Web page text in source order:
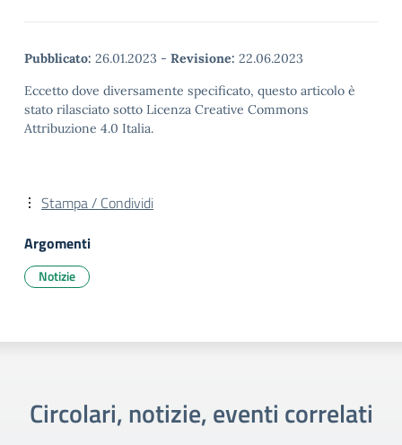
Pubblicato: 26.01.2023 - Revisione: 22.06.2023
Eccetto dove diversamente specificato, questo articolo è
stato rilasciato sotto Licenza Creative Commons
Attribuzione 4.0 Italia.
Stampa / Condividi
Argomenti
Notizie
Circolari, notizie, eventi correlati